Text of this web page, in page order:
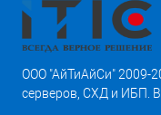
ООО "АйТиАйСи" 2009-
серверов, СХД и ИБП.